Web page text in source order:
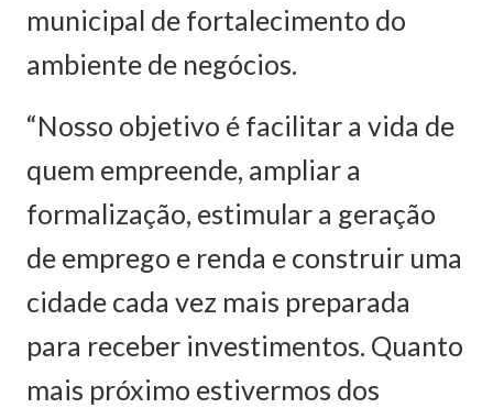
municipal de fortalecimento do
ambiente de negócios.
“Nosso objetivo é facilitar a vida de
quem empreende, ampliar a
formalização, estimular a geração
de emprego e renda e construir uma
cidade cada vez mais preparada
para receber investimentos. Quanto
mais próximo estivermos dos